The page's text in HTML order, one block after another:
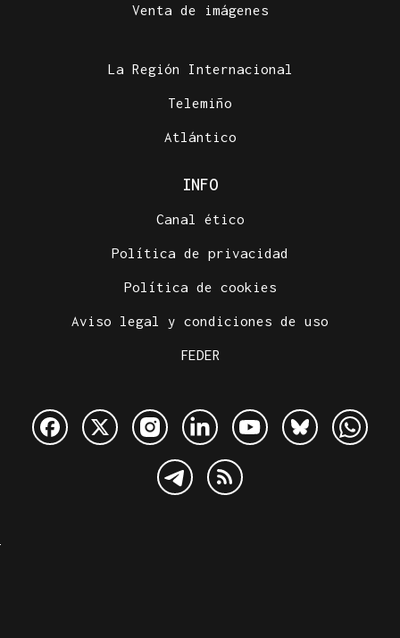
Venta de imágenes
La Región Internacional
Telemiño
Atlántico
INFO
Canal ético
Política de privacidad
Política de cookies
Aviso legal y condiciones de uso
FEDER